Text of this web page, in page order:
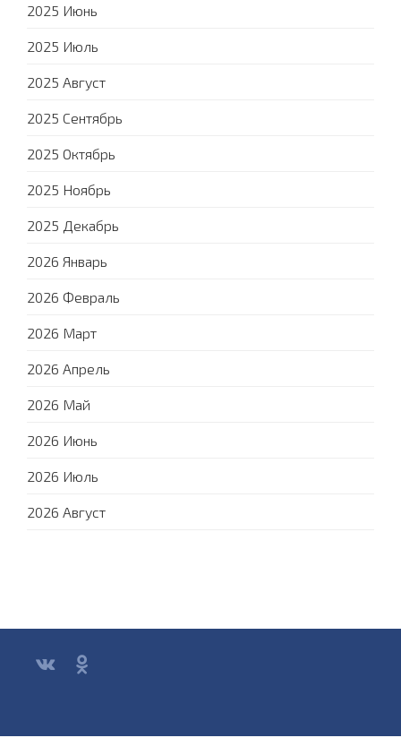
2025 Июнь
2025 Июль
2025 Август
2025 Сентябрь
2025 Октябрь
2025 Ноябрь
2025 Декабрь
2026 Январь
2026 Февраль
2026 Март
2026 Апрель
2026 Май
2026 Июнь
2026 Июль
2026 Август